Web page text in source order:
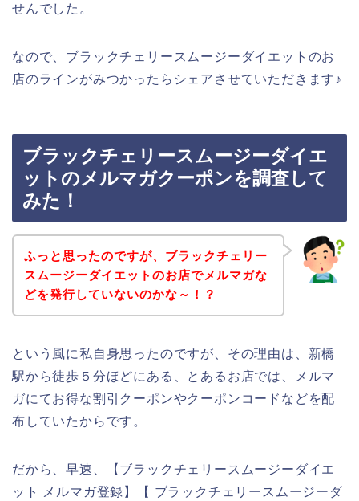
せんでした。
なので、ブラックチェリースムージーダイエットのお
店のラインがみつかったらシェアさせていただきます♪
ブラックチェリースムージーダイエ
ットのメルマガクーポンを調査して
みた！
ふっと思ったのですが、ブラックチェリー
スムージーダイエットのお店でメルマガな
どを発行していないのかな～！？
という風に私自身思ったのですが、その理由は、新橋
駅から徒歩５分ほどにある、とあるお店では、メルマ
ガにてお得な割引クーポンやクーポンコードなどを配
布していたからです。
だから、早速、【ブラックチェリースムージーダイエ
ット メルマガ登録】【 ブラックチェリースムージーダ